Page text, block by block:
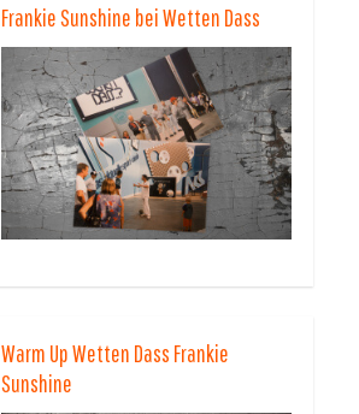
Frankie Sunshine bei Wetten Dass
Warm Up Wetten Dass Frankie
Sunshine